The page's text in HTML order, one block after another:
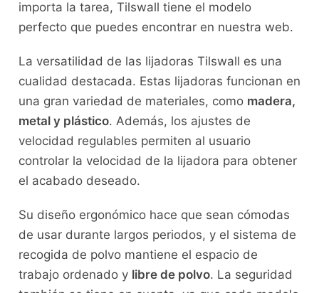
importa la tarea, Tilswall tiene el modelo
perfecto que puedes encontrar en nuestra web.
La versatilidad de las lijadoras Tilswall es una
cualidad destacada. Estas lijadoras funcionan en
una gran variedad de materiales, como madera,
metal y plástico. Además, los ajustes de
velocidad regulables permiten al usuario
controlar la velocidad de la lijadora para obtener
el acabado deseado.
Su diseño ergonómico hace que sean cómodas
de usar durante largos periodos, y el sistema de
recogida de polvo mantiene el espacio de
trabajo ordenado y libre de polvo. La seguridad